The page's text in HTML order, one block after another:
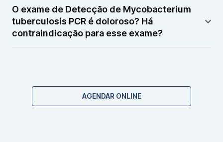
tosse persistente, febre, perda de peso, sudorese
noturna, ou quando há suspeita de tuberculose
pulmonar ou extrapulmonar.
O exame de Detecção de Mycobacterium
tuberculosis PCR é doloroso? Há
contraindicação para esse exame?
contraindicações específicas, mas é importante seguir
as orientações médicas para a coleta adequada da
AGENDAR ONLINE